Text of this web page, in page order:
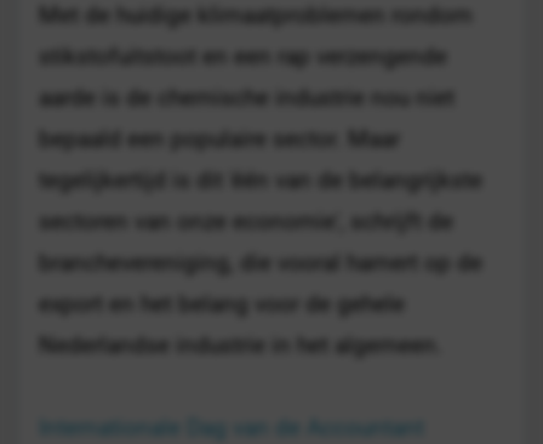
Met de huidige klimaatproblemen rondom
stikstofuitstoot en een rap verzengende
aarde is de chemische industrie nou niet
bepaald een populaire sector. Maar
tegelijkertijd is dit 'één van de belangrijkste
sectoren van onze economie', schrijft de
branchevereniging, die vooral hamert op de
export en het belang voor de gehele
Nederlandse industrie in het algemeen.
Internationale Dag van de Accountant